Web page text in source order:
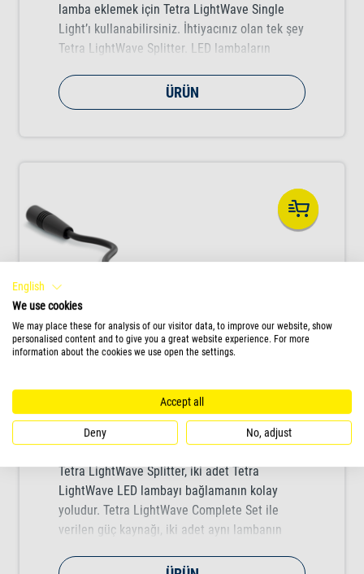
lamba eklemek için Tetra LightWave Single
Light’ı kullanabilirsiniz. İhtiyacınız olan tek şey
Tetra LightWave Splitter. LED lambaların
gün ışığını aratmayacak doğallıkta bir
aydınlatma kazandırır. Işık spektrumu aynı
ÜRÜN
Tetra LightWave Splitter
Tetra LightWave Splitter, iki adet Tetra
LightWave LED lambayı bağlamanın kolay
yoludur. Tetra LightWave Complete Set ile
verilen güç kaynağı, iki adet aynı lambanın
English
We use cookies
We may place these for analysis of our visitor data, to improve our website, show
personalised content and to give you a great website experience. For more
information about the cookies we use open the settings.
Accept all
Deny No, adjust